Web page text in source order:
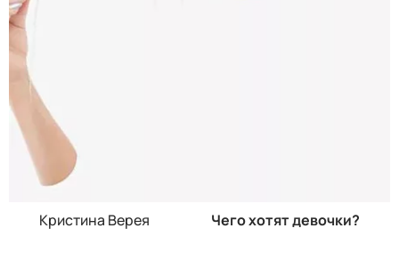
Кристина Верея Чего хотят девочки?